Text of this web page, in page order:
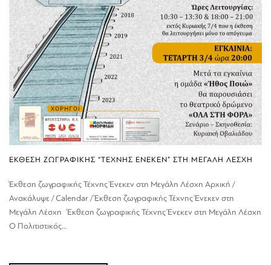
ΕΚΘΕΣΗ ΖΩΓΡΑΦΙΚΗΣ “ΤΕΧΝΗΣ ΕΝΕΚΕΝ” ΣΤΗ ΜΕΓΑΛΗ ΛΕΣΧΗ
Έκθεση ζωγραφικής Τέχνης Ένεκεν στη Μεγάλη Λέσχη Αρχική /
Ανακάλυψε / Calendar / Έκθεση ζωγραφικής Τέχνης Ένεκεν στη
Μεγάλη Λέσχη Έκθεση ζωγραφικής Τέχνης Ένεκεν στη Μεγάλη Λέσχη
Ο Πολιτιστικός...